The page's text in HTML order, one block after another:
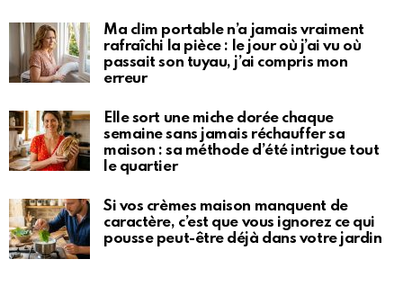
Ma clim portable n’a jamais vraiment
rafraîchi la pièce : le jour où j’ai vu où
passait son tuyau, j’ai compris mon
erreur
Elle sort une miche dorée chaque
semaine sans jamais réchauffer sa
maison : sa méthode d’été intrigue tout
le quartier
Si vos crèmes maison manquent de
caractère, c’est que vous ignorez ce qui
pousse peut-être déjà dans votre jardin